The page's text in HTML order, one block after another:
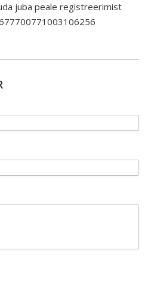
juba peale registreerimist